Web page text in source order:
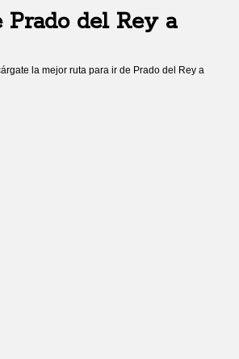
Prado del Reya
la mejor ruta para ir de Prado del Rey a